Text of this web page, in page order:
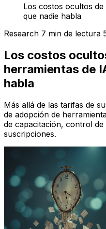
Los costos ocultos
que nadie habla
Research 7 min de lectura
Los costos
herramientas de
habla
Más allá de las tarifas de
de adopción de
de capacitación, control
suscripciones.